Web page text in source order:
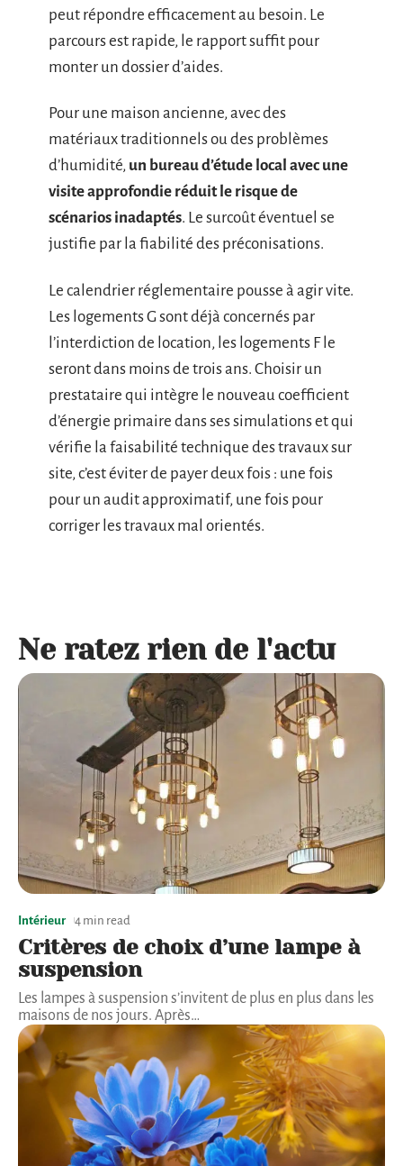
peut répondre efficacement au besoin. Le
parcours est rapide, le rapport suffit pour
monter un dossier d’aides.
Pour une maison ancienne, avec des
matériaux traditionnels ou des problèmes
d’humidité, un bureau d’étude local avec une
visite approfondie réduit le risque de
scénarios inadaptés. Le surcoût éventuel se
justifie par la fiabilité des préconisations.
Le calendrier réglementaire pousse à agir vite.
Les logements G sont déjà concernés par
l’interdiction de location, les logements F le
seront dans moins de trois ans. Choisir un
prestataire qui intègre le nouveau coefficient
d’énergie primaire dans ses simulations et qui
vérifie la faisabilité technique des travaux sur
site, c’est éviter de payer deux fois : une fois
pour un audit approximatif, une fois pour
corriger les travaux mal orientés.
Ne ratez rien de l'actu
Intérieur 4 min read
Critères de choix d’une lampe à
suspension
Les lampes à suspension s’invitent de plus en plus dans les
maisons de nos jours. Après…